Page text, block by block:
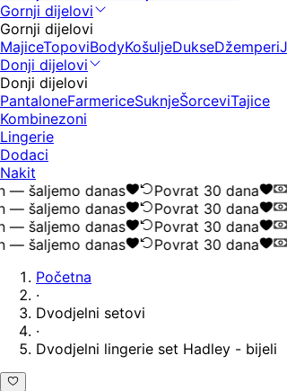
Gornji dijelovi
Gornji dijelovi
MajiceTopoviBodyKošuljeDukseDžemperi
Donji dijelovi
Donji dijelovi
PantaloneFarmericeSuknjeŠorceviTajice
Kombinezoni
Lingerie
Dodaci
Nakit
danas
Povrat 30 dana
danas
Povrat 30 dana
danas
Povrat 30 dana
danas
Povrat 30 dana
Početna
·
Dvodjelni setovi
·
Dvodjelni lingerie set Hadley - bijeli